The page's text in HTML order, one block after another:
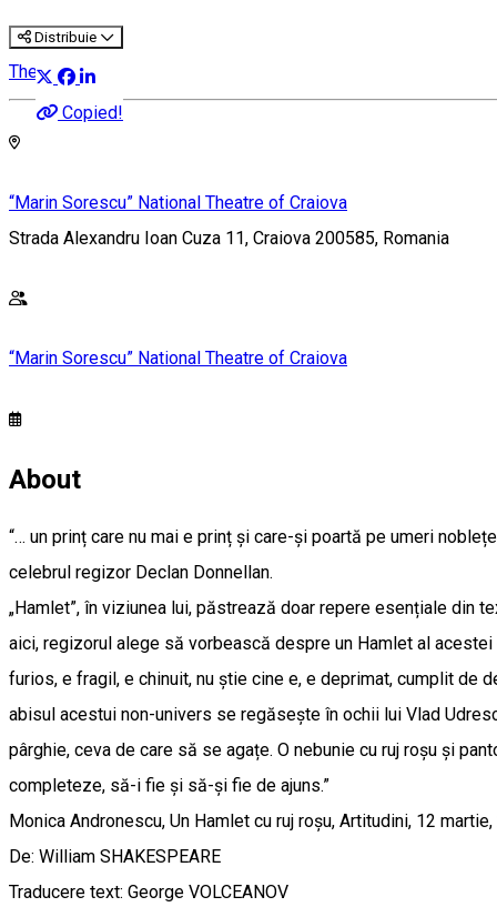
Distribuie
Copied!
Theatre
“Marin Sorescu” National Theatre of Craiova
Strada Alexandru Ioan Cuza 11, Craiova 200585, Romania
“Marin Sorescu” National Theatre of Craiova
About
“… un prinț care nu mai e prinț și care-și poartă pe umeri
celebrul regizor Declan Donnellan.
„Hamlet”, în viziunea lui, păstrează doar repere esențiale din
aici, regizorul alege să vorbească despre un Hamlet al
furios, e fragil, e chinuit, nu știe cine e, e deprimat, cumplit de
abisul acestui non-univers se regăsește în ochii lui Vlad
pârghie, ceva de care să se agațe. O nebunie cu ruj roșu și
completeze, să-i fie și să-și fie de ajuns.”
Monica Andronescu, Un Hamlet cu ruj roșu, Artitudini, 12
De: William SHAKESPEARE
Traducere text: George VOLCEANOV